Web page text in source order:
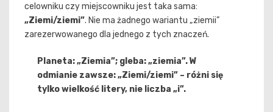
celowniku czy miejscowniku jest taka sama:
„Ziemi/ziemi”. Nie ma żadnego wariantu „ziemii”
zarezerwowanego dla jednego z tych znaczeń.
Planeta: „Ziemia”; gleba: „ziemia”. W
odmianie zawsze: „Ziemi/ziemi” – różni się
tylko wielkość litery, nie liczba „i”.